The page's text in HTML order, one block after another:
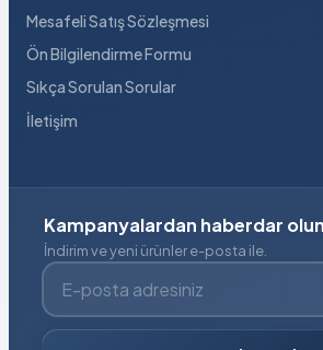
Mesafeli Satış Sözleşmesi
Ön Bilgilendirme Formu
Sıkça Sorulan Sorular
İletişim
Kampanyalardan haberdar olun
İndirim ve yeni ürünler e-posta ile.
E-posta adresiniz